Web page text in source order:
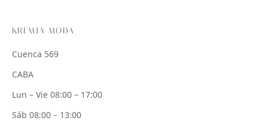
KREMIA MODA
Cuenca 569
CABA
Lun – Vie 08:00 – 17:00
Sáb 08:00 – 13:00